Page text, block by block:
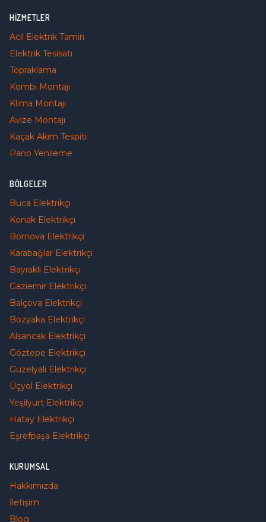
HIZMETLER
Acil Elektrik Tamiri
Elektrik Tesisatı
Topraklama
Kombi Montajı
Klima Montajı
Avize Montajı
Kaçak Akım Tespiti
Pano Yenileme
BÖLGELER
Buca Elektrikçi
Konak Elektrikçi
Bornova Elektrikçi
Karabağlar Elektrikçi
Bayraklı Elektrikçi
Gaziemir Elektrikçi
Balçova Elektrikçi
Bozyaka Elektrikçi
Alsancak Elektrikçi
Göztepe Elektrikçi
Güzelyalı Elektrikçi
Üçyol Elektrikçi
Yeşilyurt Elektrikçi
Hatay Elektrikçi
Eşrefpaşa Elektrikçi
KURUMSAL
Hakkımızda
İletişim
Blog